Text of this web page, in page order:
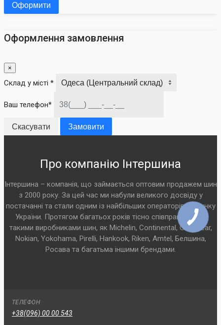
Оформити
Оформлення замовлення
×
Склад у місті *
Ваш телефон*
Скасувати Замовити
Про компанію Інтершина
Інтершина – компанія, що займається оптовим продажем шин
з 2000 року. За цей час ми набули великого досвіду у
постачанні та стали одним із найбільших операторів на ринку
України. Протягом багатьох років тісно співпрацюємо з
такими виробниками шин, як Michelin, Continental, Goodyear,
Nokian, Yokohama, Pirelli, Hankook, Riken, Amtel, Белшина,
Росава та багатьма іншими брендами.
ТЕЛЕФОН
+38(096) 00 00 543